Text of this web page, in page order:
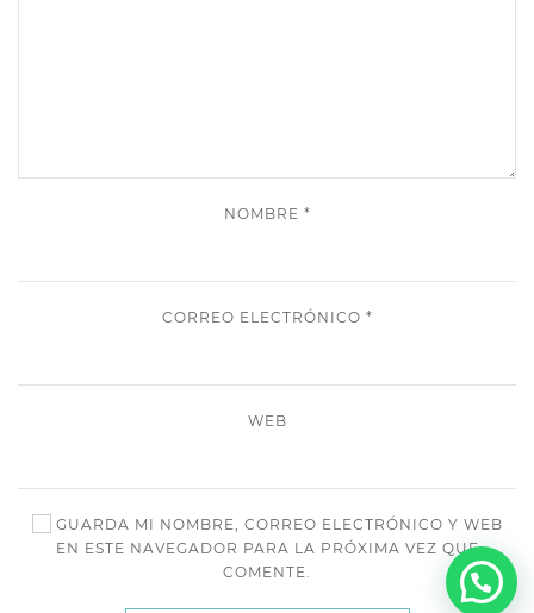
NOMBRE *
CORREO ELECTRÓNICO *
WEB
GUARDA MI NOMBRE, CORREO ELECTRÓNICO Y WEB
EN ESTE NAVEGADOR PARA LA PRÓXIMA VEZ QUE
COMENTE.